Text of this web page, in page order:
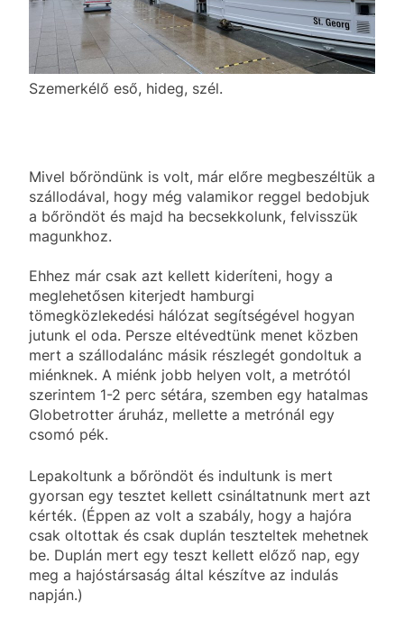
Szemerkélő eső, hideg, szél.
Mivel bőröndünk is volt, már előre megbeszéltük a
szállodával, hogy még valamikor reggel bedobjuk
a bőröndöt és majd ha becsekkolunk, felvisszük
magunkhoz.
Ehhez már csak azt kellett kideríteni, hogy a
meglehetősen kiterjedt hamburgi
tömegközlekedési hálózat segítségével hogyan
jutunk el oda. Persze eltévedtünk menet közben
mert a szállodalánc másik részlegét gondoltuk a
miénknek. A miénk jobb helyen volt, a metrótól
szerintem 1-2 perc sétára, szemben egy hatalmas
Globetrotter áruház, mellette a metrónál egy
csomó pék.
Lepakoltunk a bőröndöt és indultunk is mert
gyorsan egy tesztet kellett csináltatnunk mert azt
kérték. (Éppen az volt a szabály, hogy a hajóra
csak oltottak és csak duplán teszteltek mehetnek
be. Duplán mert egy teszt kellett előző nap, egy
meg a hajóstársaság által készítve az indulás
napján.)